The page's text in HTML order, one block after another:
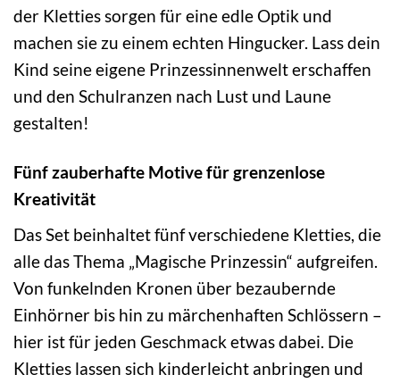
der Kletties sorgen für eine edle Optik und
machen sie zu einem echten Hingucker. Lass dein
Kind seine eigene Prinzessinnenwelt erschaffen
und den Schulranzen nach Lust und Laune
gestalten!
Fünf zauberhafte Motive für grenzenlose
Kreativität
Das Set beinhaltet fünf verschiedene Kletties, die
alle das Thema „Magische Prinzessin“ aufgreifen.
Von funkelnden Kronen über bezaubernde
Einhörner bis hin zu märchenhaften Schlössern –
hier ist für jeden Geschmack etwas dabei. Die
Kletties lassen sich kinderleicht anbringen und